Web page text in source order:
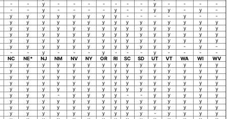
- - y - - - - - - - y - - -
-
- - y - - - - y - - y y - y
-
y y y y y y y y - - - - y -
-
y y y y y y y y y y y y y y
y
y y y y y y y y y y y y y y
y
y y y y y y y y y y y y y y
y
y y y y y y y y y y y y y y
y
y y y y y y y y y y y y - y
-
- - y - - - y - - - y - - -
-
NC NE* NJ NM NV NY OR RI SC SD UT VT WA WI
WV
y y y y y y y y y y y y y y
y
y y y y y y y y y y y y y y
y
y y y y y y y y y y y y y y
y
y y y y y y y y y y y y y y
y
y y y y y y y y y y y y y y
y
y y y - y y y y - - y y y y
y
y y y y y y y y y y y y y y
y
y y y y y y y y y y y y y y
y
y y y y y y y y y y - y y y
y